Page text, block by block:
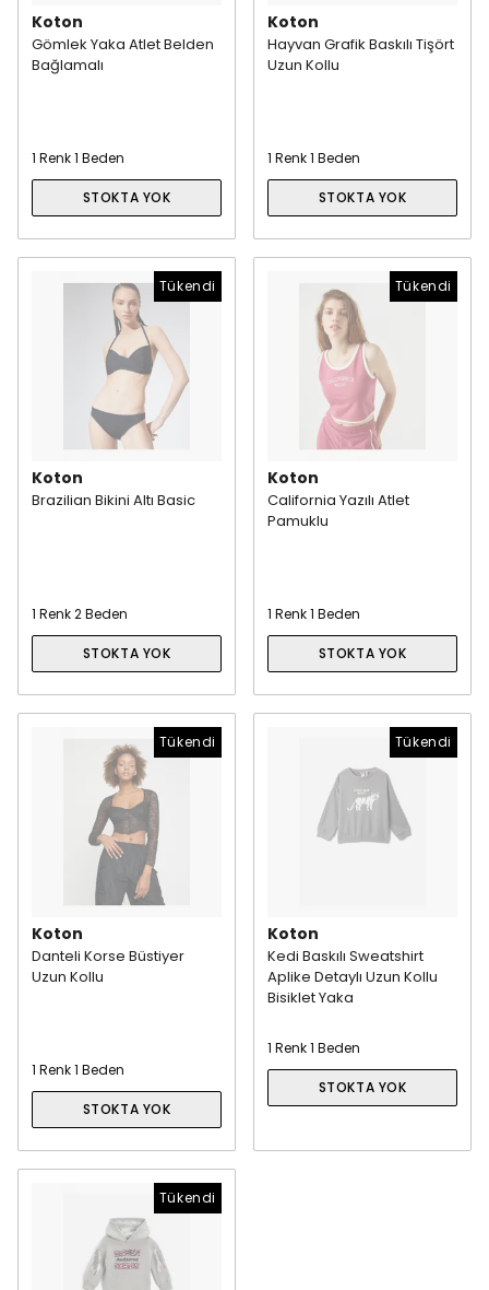
Koton
Gömlek Yaka Atlet Belden
Bağlamalı
1 Renk 1 Beden
STOKTA YOK
Koton
Hayvan Grafik Baskılı Tişört
Uzun Kollu
1 Renk 1 Beden
STOKTA YOK
Tükendi
Koton
Brazilian Bikini Altı Basic
1 Renk 2 Beden
STOKTA YOK
Tükendi
Koton
California Yazılı Atlet
Pamuklu
1 Renk 1 Beden
STOKTA YOK
Tükendi
Koton
Danteli Korse Büstiyer
Uzun Kollu
1 Renk 1 Beden
STOKTA YOK
Tükendi
Koton
Kedi Baskılı Sweatshirt
Aplike Detaylı Uzun Kollu
Bisiklet Yaka
1 Renk 1 Beden
STOKTA YOK
Tükendi